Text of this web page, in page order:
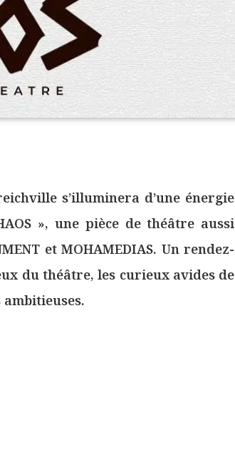
s’illuminera d’une énergie
», une pièce de théâtre aussi
et MOHAMEDIAS. Un rendez-
du théâtre, les curieux avides de